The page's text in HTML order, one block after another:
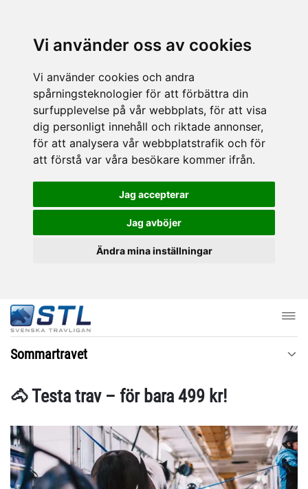
Vi använder oss av cookies
Vi använder cookies och andra
spårningsteknologier för att förbättra din
surfupplevelse på vår webbplats, för att visa
dig personligt innehåll och riktade annonser,
för att analysera vår webbplatstrafik och för
att förstå var våra besökare kommer ifrån.
Jag accepterar
Jag avböjer
Ändra mina inställningar
Sommartravet
🐴 Testa trav – för bara 499 kr!